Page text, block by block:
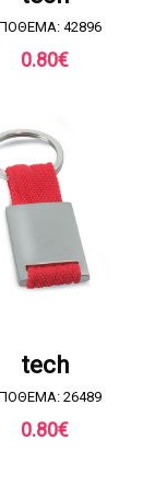
42896
0.80€
tech
26489
0.80€